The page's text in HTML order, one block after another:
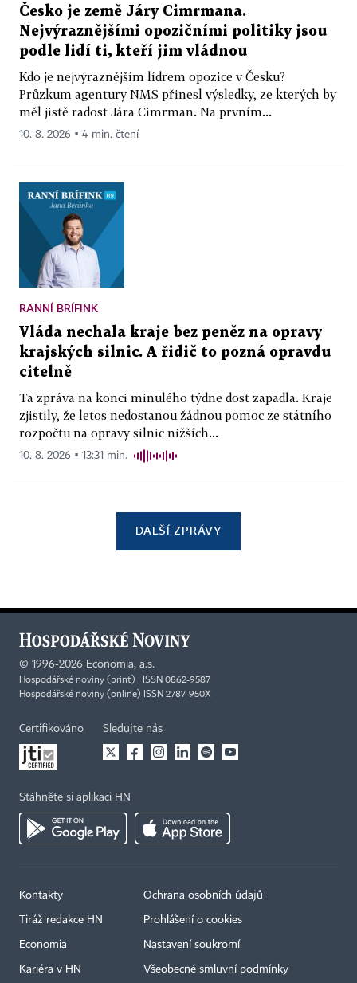
Česko je země Járy Cimrmana.
Nejvýraznějšími opozičními politiky jsou
podle lidí ti, kteří jim vládnou
Kdo je nejvýraznějším lídrem opozice v Česku?
Průzkum agentury NMS přinesl výsledky, ze kterých by
měl jistě radost Jára Cimrman. Na prvním...
10. 8. 2026 ▪ 4 min. čtení
RANNÍ BRÍFINK
Vláda nechala kraje bez peněz na opravy
krajských silnic. A řidič to pozná opravdu
citelně
Ta zpráva na konci minulého týdne dost zapadla. Kraje
zjistily, že letos nedostanou žádnou pomoc ze státního
rozpočtu na opravy silnic nižších...
10. 8. 2026 ▪ 13:31 min.
DALŠÍ ZPRÁVY
© 1996-2026 Economia, a.s.
Hospodářské noviny (print) ISSN 0862-9587
Hospodářské noviny (online) ISSN 2787-950X
Certifikováno Sledujte nás
Stáhněte si aplikaci HN
Kontakty
Tiráž redakce HN
Economia
Kariéra v HN
Ochrana osobních údajů
Prohlášení o cookies
Nastavení soukromí
Všeobecné smluvní podmínky